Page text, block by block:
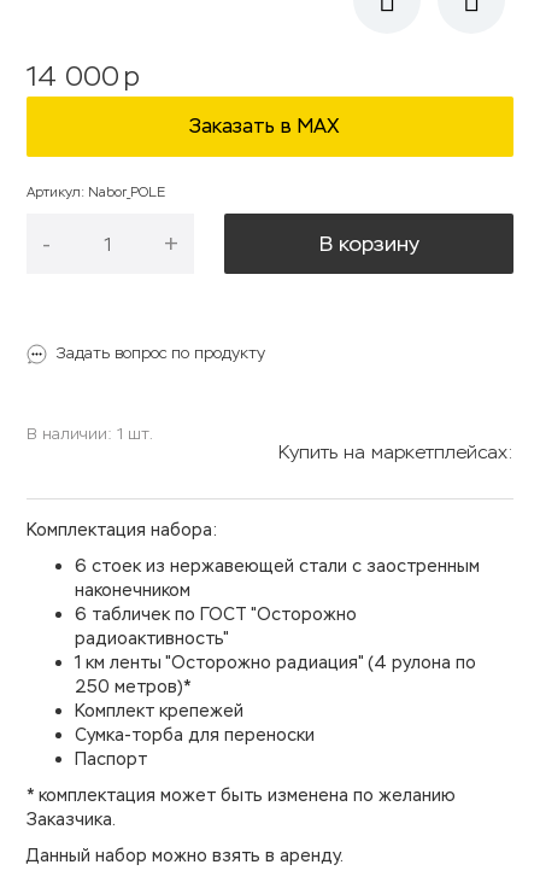
14 000 p
Заказать в МАХ
Артикул: Nabor_POLE
- + В корзину
Задать вопрос по продукту
В наличии: 1 шт.
Купить на маркетплейсах:
Комплектация набора:
6 стоек из нержавеющей стали с заостренным
наконечником
6 табличек по ГОСТ "Осторожно
радиоактивность"
1 км ленты "Осторожно радиация" (4 рулона по
250 метров)*
Комплект крепежей
Сумка-торба для переноски
Паспорт
* комплектация может быть изменена по желанию
Заказчика.
Данный набор можно взять в аренду.